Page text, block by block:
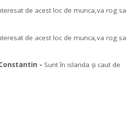
de acest loc de munca,va rog sa
de acest loc de munca,va rog sa
- Sunt în islanda și caut de